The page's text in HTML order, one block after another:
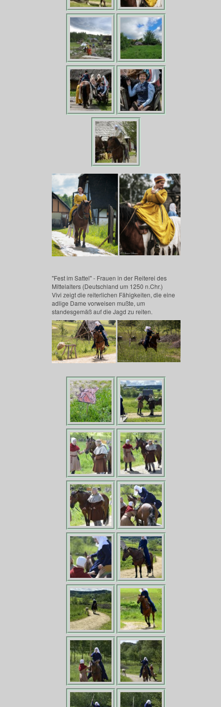
"Fest im Sattel" - Frauen in der Reiterei des
Mittelalters (Deutschland um 1250 n.Chr.)
Vivi zeigt die reiterlichen Fähigkeiten, die eine
adlige Dame vorweisen mußte, um
standesgemäß auf die Jagd zu reiten.